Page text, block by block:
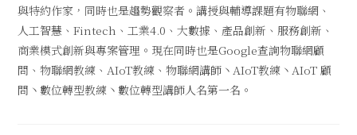
與特約作家，同時也是趨勢觀察者。講授與輔導課題有物聯網、
人工智慧、Fintech、工業4.0、大數據、產品創新、服務創新、
商業模式創新與專案管理。現在同時也是Google查詢物聯網顧
問、物聯網教練、AIoT教練、物聯網講師丶AIoT教練丶AIoT 顧
問丶數位轉型教練丶數位轉型講師人名第一名。